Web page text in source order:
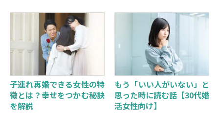
子連れ再婚できる女性の特
徴とは？幸せをつかむ秘訣
を解説
もう「いい人がいない」と
思った時に読む話【30代婚
活女性向け】